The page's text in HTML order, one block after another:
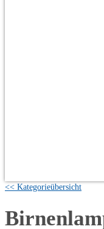
<< Kategorieübersicht